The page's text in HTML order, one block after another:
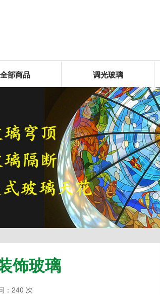
全部商品 调光玻璃
饰玻璃
：240 次